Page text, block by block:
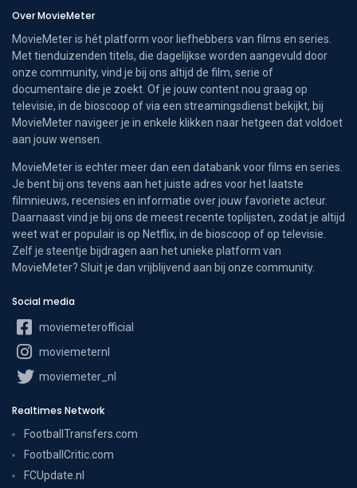
Over MovieMeter
MovieMeter is hét platform voor liefhebbers van films en series.
Met tienduizenden titels, die dagelijkse worden aangevuld door
onze community, vind je bij ons altijd de film, serie of
documentaire die je zoekt. Of je jouw content nou graag op
televisie, in de bioscoop of via een streamingsdienst bekijkt, bij
MovieMeter navigeer je in enkele klikken naar hetgeen dat voldoet
aan jouw wensen.
MovieMeter is echter meer dan een databank voor films en series.
Je bent bij ons tevens aan het juiste adres voor het laatste
filmnieuws, recensies en informatie over jouw favoriete acteur.
Daarnaast vind je bij ons de meest recente toplijsten, zodat je altijd
weet wat er populair is op Netflix, in de bioscoop of op televisie.
Zelf je steentje bijdragen aan het unieke platform van
MovieMeter? Sluit je dan vrijblijvend aan bij onze community.
Social media
moviemeterofficial
moviemeternl
moviemeter_nl
Realtimes Network
FootballTransfers.com
FootballCritic.com
FCUpdate.nl